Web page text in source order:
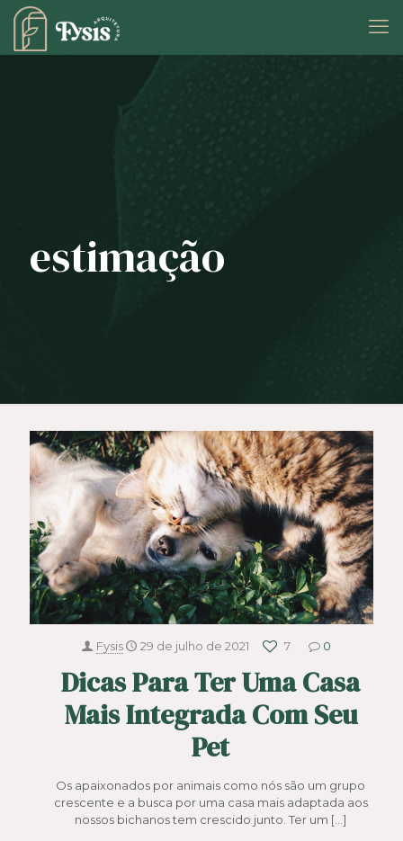
estimação
Fysis 29 de julho de 2021 7 0
Dicas Para Ter Uma Casa
Mais Integrada Com Seu
Pet
Os apaixonados por animais como nós são um grupo
crescente e a busca por uma casa mais adaptada aos
nossos bichanos tem crescido junto. Ter um […]